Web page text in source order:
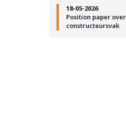
18-05-2026
Position paper
constructeursvak